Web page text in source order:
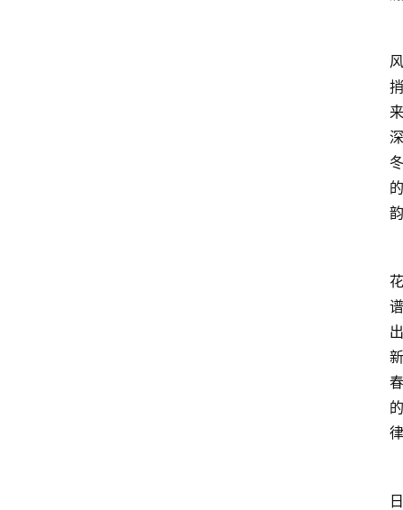
风
捎
来
深
冬
的
韵
花
谱
出
新
春
的
律
日